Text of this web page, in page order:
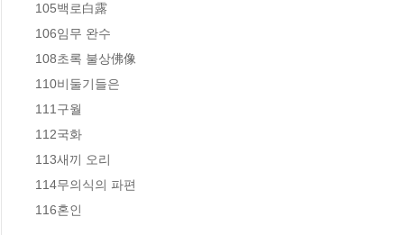
105백로白露
106임무 완수
108초록 불상佛像
110비둘기들은
111구월
112국화
113새끼 오리
114무의식의 파편
116혼인